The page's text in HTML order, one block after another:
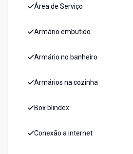
Área de Serviço
Armário embutido
Armário no banheiro
Armários na cozinha
Box blindex
Conexão a internet